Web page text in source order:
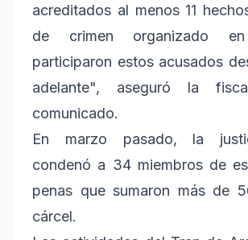
acreditados al menos 11
de crimen organizado
participaron estos acusados
adelante", aseguró la
comunicado.
En marzo pasado, la
condenó a 34 miembros de
penas que sumaron más de
cárcel.